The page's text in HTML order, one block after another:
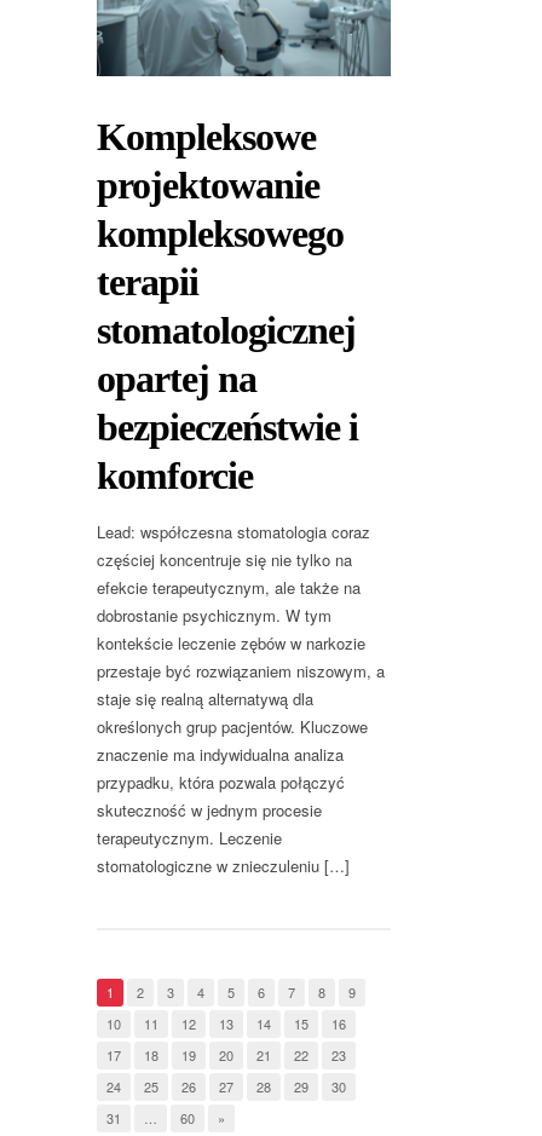
Kompleksowe
projektowanie
kompleksowego
terapii
stomatologicznej
opartej na
bezpieczeństwie i
komforcie
Lead: współczesna stomatologia coraz
częściej koncentruje się nie tylko na
efekcie terapeutycznym, ale także na
dobrostanie psychicznym. W tym
kontekście leczenie zębów w narkozie
przestaje być rozwiązaniem niszowym, a
staje się realną alternatywą dla
określonych grup pacjentów. Kluczowe
znaczenie ma indywidualna analiza
przypadku, która pozwala połączyć
skuteczność w jednym procesie
terapeutycznym. Leczenie
stomatologiczne w znieczuleniu […]
1 2 3 4 5 6 7 8
9
10
11 12 13 14 15
16
17
18 19 20 21 22
23
24
25 26 27 28 29
30
31
60 »